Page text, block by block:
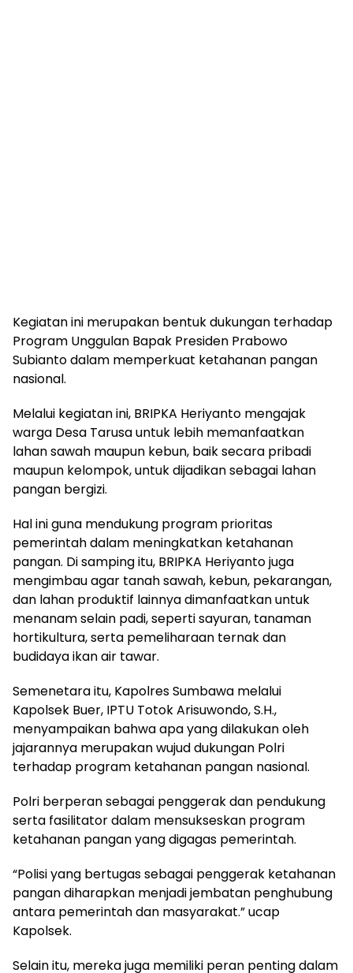
Kegiatan ini merupakan bentuk dukungan terhadap
Program Unggulan Bapak Presiden Prabowo
Subianto dalam memperkuat ketahanan pangan
nasional.
Melalui kegiatan ini, BRIPKA Heriyanto mengajak
warga Desa Tarusa untuk lebih memanfaatkan
lahan sawah maupun kebun, baik secara pribadi
maupun kelompok, untuk dijadikan sebagai lahan
pangan bergizi.
Hal ini guna mendukung program prioritas
pemerintah dalam meningkatkan ketahanan
pangan. Di samping itu, BRIPKA Heriyanto juga
mengimbau agar tanah sawah, kebun, pekarangan,
dan lahan produktif lainnya dimanfaatkan untuk
menanam selain padi, seperti sayuran, tanaman
hortikultura, serta pemeliharaan ternak dan
budidaya ikan air tawar.
Semenetara itu, Kapolres Sumbawa melalui
Kapolsek Buer, IPTU Totok Arisuwondo, S.H.,
menyampaikan bahwa apa yang dilakukan oleh
jajarannya merupakan wujud dukungan Polri
terhadap program ketahanan pangan nasional.
Polri berperan sebagai penggerak dan pendukung
serta fasilitator dalam mensukseskan program
ketahanan pangan yang digagas pemerintah.
“Polisi yang bertugas sebagai penggerak ketahanan
pangan diharapkan menjadi jembatan penghubung
antara pemerintah dan masyarakat.” ucap
Kapolsek.
Selain itu, mereka juga memiliki peran penting dalam